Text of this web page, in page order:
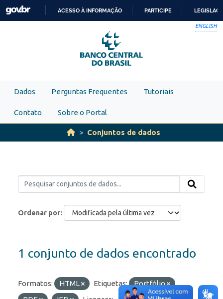
Skip to main content
PARA
O
CONTEÚDO
ACESSO À INFORMAÇÃO PARTICIPE
ENGLISH
Dados Perguntas Frequentes Tutoriais
Contato Sobre o Portal
Conjuntos de dados
Ordenar por
1 conjunto de dados encontrado
Formatos: HTML Etiquetas:
Portfólio